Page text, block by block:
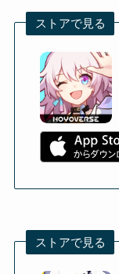
ストアで見る
ストアで見る